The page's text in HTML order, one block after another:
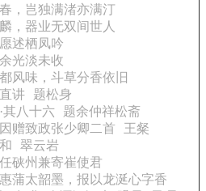
，岂独满渚亦满汀
，器业无双间世人
述栖凤吟
光淡未收
风味，斗草分香依旧
讲
题松身
其八十六
题余仲祥松斋
赠致政张少卿二首
王粲
翠云岩
硖州兼寄崔使君
蒲太韶墨，报以龙涎心字香